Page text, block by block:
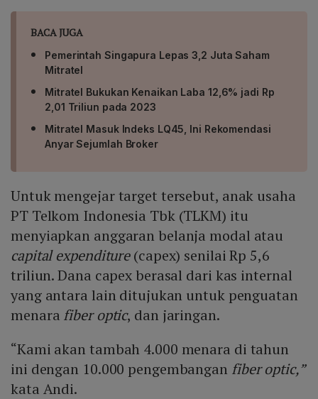
BACA JUGA
Pemerintah Singapura Lepas 3,2 Juta Saham
Mitratel
Mitratel Bukukan Kenaikan Laba 12,6% jadi Rp
2,01 Triliun pada 2023
Mitratel Masuk Indeks LQ45, Ini Rekomendasi
Anyar Sejumlah Broker
Untuk mengejar target tersebut, anak usaha
PT Telkom Indonesia Tbk (TLKM) itu
menyiapkan anggaran belanja modal atau
capital expenditure(capex) senilai Rp 5,6
triliun. Dana capex berasal dari kas internal
yang antara lain ditujukan untuk penguatan
menara fiber optic, dan jaringan.
“Kami akan tambah 4.000 menara di tahun
ini dengan 10.000 pengembangan fiber optic,”
kata Andi.